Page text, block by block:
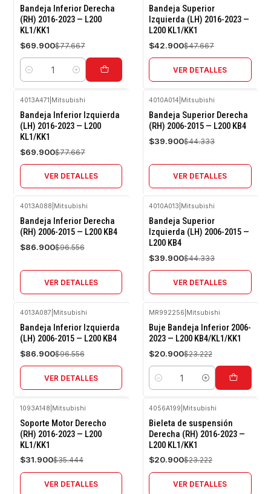
-10%
OFF
Bandeja Inferior Derecha
(RH) 2016-2023 — L200
KL1/KK1
$69.900$77.667
Cantidad
-10%
OFF
Agotado
Bandeja Superior
Izquierda (LH) 2016-2023 —
L200 KL1/KK1
$42.900$47.667
VER DETALLES
-10%
OFF
Agotado
4013A471 Mitsubishi
Bandeja Inferior Izquierda
(LH) 2016-2023 — L200
KL1/KK1
$69.900$77.667
VER DETALLES
-10%
OFF
4010A014 Mitsubishi
Bandeja Superior Derecha
(RH) 2006-2015 — L200 KB4
$39.900$44.333
VER DETALLES
-10%
OFF
4013A088 Mitsubishi
Bandeja Inferior Derecha
(RH) 2006-2015 — L200 KB4
$86.900$96.556
VER DETALLES
-10%
OFF
Agotado
4010A013 Mitsubishi
Bandeja Superior
Izquierda (LH) 2006-2015 —
L200 KB4
$39.900$44.333
VER DETALLES
-10%
OFF
4013A087 Mitsubishi
Bandeja Inferior Izquierda
(LH) 2006-2015 — L200 KB4
$86.900$96.556
VER DETALLES
-10%
OFF
MR992256 Mitsubishi
Buje Bandeja Inferior 2006-
2023 — L200 KB4/KL1/KK1
$20.900$23.222
Cantidad
-10%
OFF
Agotado
1093A148 Mitsubishi
Soporte Motor Derecho
(RH) 2016-2023 — L200
KL1/KK1
$31.900$35.444
VER DETALLES
-10%
OFF
Agotado
4056A199 Mitsubishi
Bieleta de suspensión
Derecha (RH) 2016-2023 —
L200 KL1/KK1
$20.900$23.222
VER DETALLES